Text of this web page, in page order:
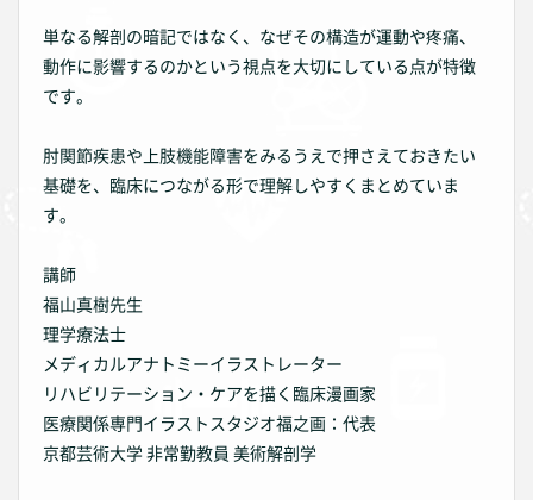
単なる解剖の暗記ではなく、なぜその構造が運動や疼痛、
動作に影響するのかという視点を大切にしている点が特徴
です。
肘関節疾患や上肢機能障害をみるうえで押さえておきたい
基礎を、臨床につながる形で理解しやすくまとめていま
す。
講師
福山真樹先生
理学療法士
メディカルアナトミーイラストレーター
リハビリテーション・ケアを描く臨床漫画家
医療関係専門イラストスタジオ福之画：代表
京都芸術大学 非常勤教員 美術解剖学